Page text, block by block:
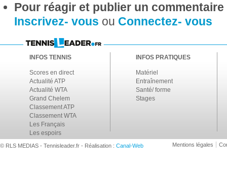
Pour réagir et publier un
Inscrivez- vous ou Connectez- vous
INFOS TENNIS
Scores en direct
Actualité ATP
Actualité WTA
Grand Chelem
Classement ATP
Classement WTA
Les Français
Les espoirs
INFOS PRATIQUES
Matériel
Entraînement
Santé/ forme
Stages
© RLS MEDIAS - Tennisleader.fr - Réalisation : Canal-Web Mentions légales